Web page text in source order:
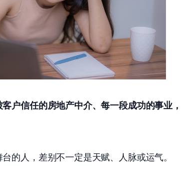
户信任的房地产中介、每一段成功的事业，
的人，差别不一定是天赋、人脉或运气。